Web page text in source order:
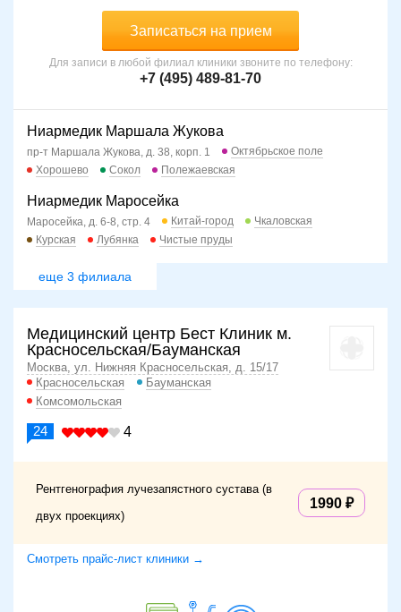
Записаться на прием
Для записи в любой филиал клиники звоните по телефону:
+7 (495) 489-81-70
Ниармедик Маршала Жукова
пр-т Маршала Жукова, д. 38, корп. 1
Октябрьское поле
Хорошево
Сокол Полежаевская
Ниармедик Маросейка
Маросейка, д. 6-8, стр. 4 Китай-город
Чкаловская
Курская
Лубянка Чистые пруды
еще 3 филиала
Медицинский центр Бест Клиник м.
Красносельская/Бауманская
Москва, ул. Нижняя Красносельская, д. 15/17
Красносельская
Бауманская
Комсомольская
24 4
Рентгенография лучезапястного сустава (в
двух проекциях)
1990
Смотреть прайс-лист клиники →